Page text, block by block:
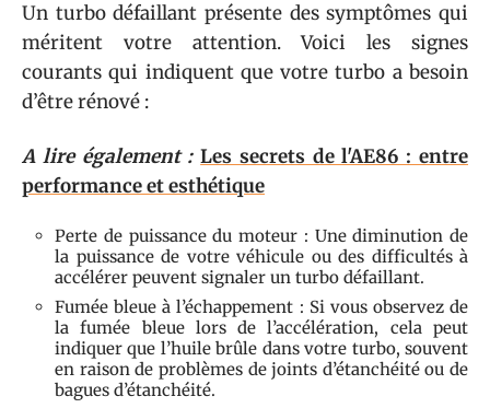
Un turbo défaillant présente des symptômes qui
méritent votre attention. Voici les signes
courants qui indiquent que votre turbo a besoin
d’être rénové :
A lire également : Les secrets de l'AE86 : entre
performance et esthétique
Perte de puissance du moteur : Une diminution de
la puissance de votre véhicule ou des difficultés à
accélérer peuvent signaler un turbo défaillant.
Fumée bleue à l’échappement : Si vous observez de
la fumée bleue lors de l’accélération, cela peut
indiquer que l’huile brûle dans votre turbo, souvent
en raison de problèmes de joints d’étanchéité ou de
bagues d’étanchéité.